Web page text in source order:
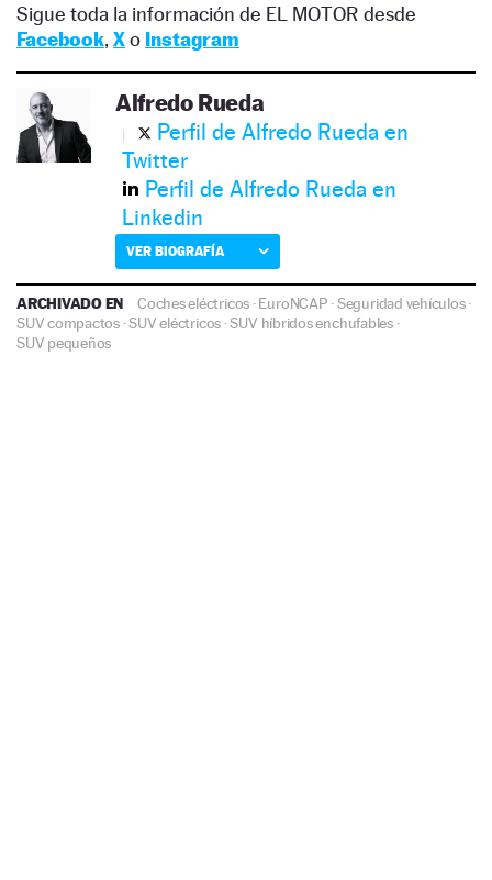
Sigue toda la información de EL MOTOR desde
Facebook, Xo Instagram
Alfredo Rueda
Perfil de Alfredo Rueda en
Twitter
Perfil de Alfredo Rueda en
Linkedin
VER BIOGRAFÍA
ARCHIVADO EN Coches eléctricos ·EuroNCAP ·Seguridad vehículos·
SUV compactos ·SUV eléctricos ·SUV híbridos enchufables·
SUV pequeños